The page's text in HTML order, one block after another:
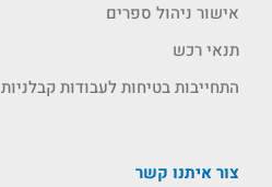
אישור ניהול ספרים
תנאי רכש
התחייבות בטיחות לעבודות קבלניות
צור איתנו קשר